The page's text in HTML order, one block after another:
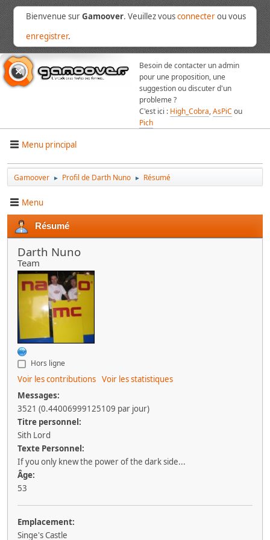
Bienvenue surGamoover. Veuillez vousconnecterou vous
enregistrer.
Besoin de contacter un admin
pour une proposition, une
suggestion ou discuter d'un
probleme ?
C'est ici : High_Cobra,AsPiC ou
Pich
Menu principal
Gamoover ► Profil de Darth Nuno ► Résumé
Menu
Résumé
Darth Nuno
Team
Hors ligne
Voir les contributions Voir les statistiques
Messages:
3521 (0.44006999125109 par jour)
Titre personnel:
Sith Lord
Texte Personnel:
If you only knew the power of the dark side...
Âge:
53
Emplacement:
Singe's Castle